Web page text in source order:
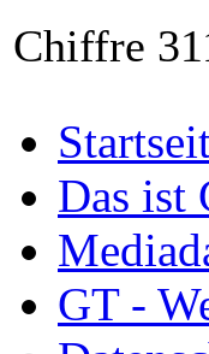
Chiffre
Das ist
GT -